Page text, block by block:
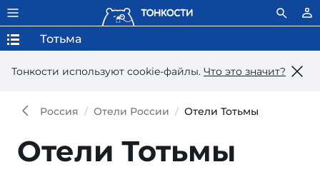
Тонкости используют сookie-файлы. Что это значит?
Тотьма
Россия Отели России Отели Тотьмы
Отели Тотьмы